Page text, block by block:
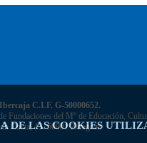
DE LAS COOKIES
C.I.F. G-50000652.
Fundaciones del Mº de Educación,
Costa, 13. 50001 Zaragoza.